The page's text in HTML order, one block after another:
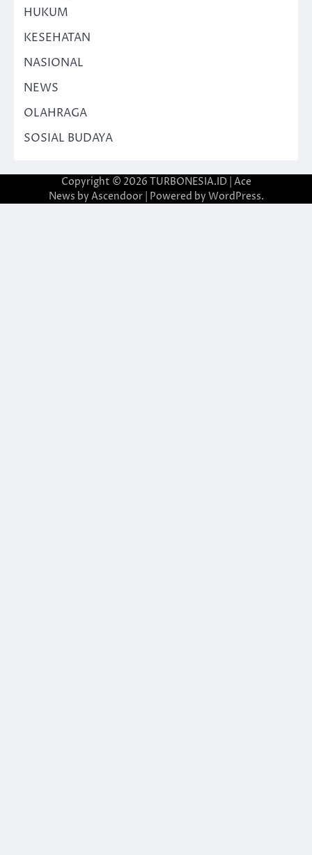
HUKUM
KESEHATAN
NASIONAL
NEWS
OLAHRAGA
SOSIAL BUDAYA
Copyright © 2026 TURBONESIA.ID| Ace
News by Ascendoor| Powered by WordPress.